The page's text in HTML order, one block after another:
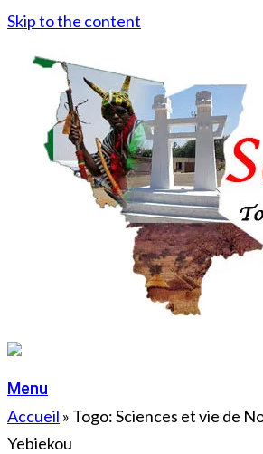
Skip to the content
Menu
Accueil » Togo: Sciences et vie de
Yebiekou